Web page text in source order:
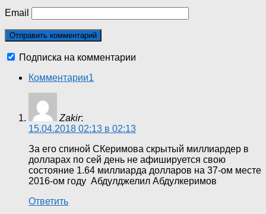
Email
Подписка на комментарии
Комментарии1
Zakir:
15.04.2018 02:13 в 02:13
За его спиной СКеримова скрытый миллиардер в
долларах по сей день не афишируется свою
состояние 1.64 миллиарда долларов на 37-ом месте
2016-ом году Абдулджелил Абдулкеримов
Ответить